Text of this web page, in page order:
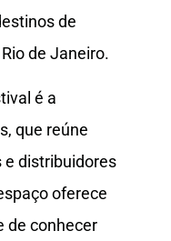
de
de Janeiro.
é a
que reúne
e distribuidores
oferece
de conhecer